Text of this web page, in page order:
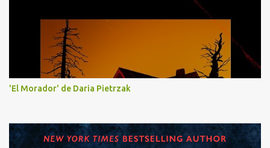
'El Morador' de Daria Pietrzak